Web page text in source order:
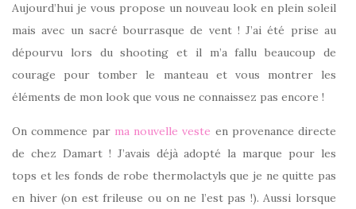
Aujourd’hui je vous propose un nouveau look en plein soleil
mais avec un sacré bourrasque de vent ! J’ai été prise au
dépourvu lors du shooting et il m’a fallu beaucoup de
courage pour tomber le manteau et vous montrer les
éléments de mon look que vous ne connaissez pas encore !
On commence par ma nouvelle veste en provenance directe
de chez Damart ! J’avais déjà adopté la marque pour les
tops et les fonds de robe thermolactyls que je ne quitte pas
en hiver (on est frileuse ou on ne l’est pas !). Aussi lorsque